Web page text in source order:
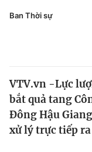
Thế giới
Tin tức
Kinh tế
Đời sống
Ban Thời sự
VTV.vn -Lực
bắt quả tang
Đông Hậu
xử lý trực tiếp